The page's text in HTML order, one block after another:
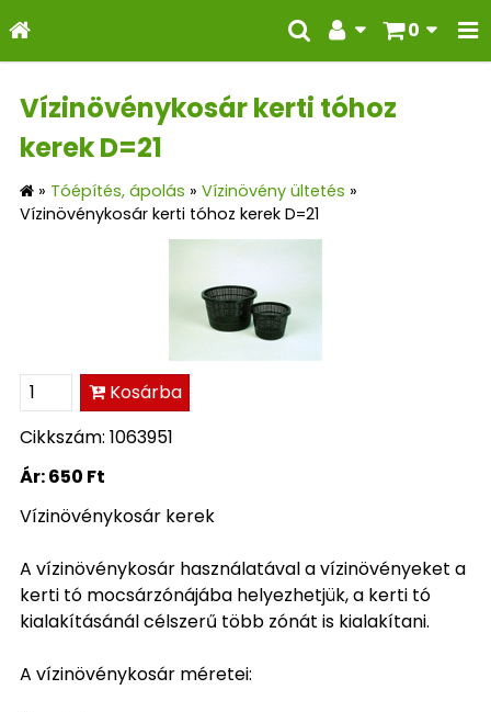
0
Vízinövénykosár kerti tóhoz
kerek D=21
» Tóépítés, ápolás » Vízinövény ültetés »
Vízinövénykosár kerti tóhoz kerek D=21
Kosárba
Cikkszám: 1063951
Ár:650 Ft
Vízinövénykosár kerek
A vízinövénykosár használatával a vízinövényeket a
kerti tó mocsárzónájába helyezhetjük, a kerti tó
kialakításánál célszerű több zónát is kialakítani.
A vízinövénykosár méretei: